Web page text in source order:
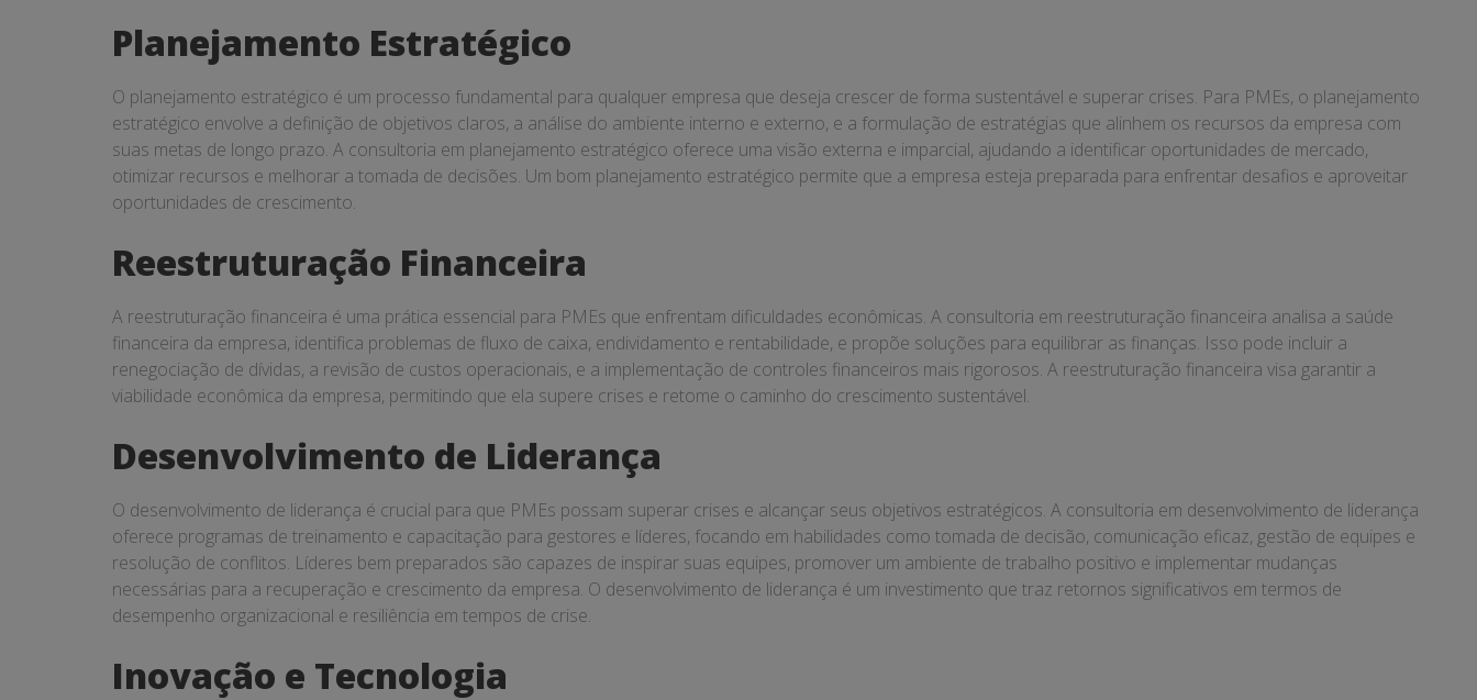
Planejamento Estratégico
O planejamento estratégico é um processo fundamental para qualquer empresa que deseja crescer de forma sustentável e superar crises. Para PMEs, o planejamento
estratégico envolve a definição de objetivos claros, a análise do ambiente interno e externo, e a formulação de estratégias que alinhem os recursos da empresa com
suas metas de longo prazo. A consultoria em planejamento estratégico oferece uma visão externa e imparcial, ajudando a identificar oportunidades de mercado,
otimizar recursos e melhorar a tomada de decisões. Um bom planejamento estratégico permite que a empresa esteja preparada para enfrentar desafios e aproveitar
oportunidades de crescimento.
Reestruturação Financeira
A reestruturação financeira é uma prática essencial para PMEs que enfrentam dificuldades econômicas. A consultoria em reestruturação financeira analisa a saúde
financeira da empresa, identifica problemas de fluxo de caixa, endividamento e rentabilidade, e propõe soluções para equilibrar as finanças. Isso pode incluir a
renegociação de dívidas, a revisão de custos operacionais, e a implementação de controles financeiros mais rigorosos. A reestruturação financeira visa garantir a
viabilidade econômica da empresa, permitindo que ela supere crises e retome o caminho do crescimento sustentável.
Desenvolvimento de Liderança
O desenvolvimento de liderança é crucial para que PMEs possam superar crises e alcançar seus objetivos estratégicos. A consultoria em desenvolvimento de liderança
oferece programas de treinamento e capacitação para gestores e líderes, focando em habilidades como tomada de decisão, comunicação eficaz, gestão de equipes e
resolução de conflitos. Líderes bem preparados são capazes de inspirar suas equipes, promover um ambiente de trabalho positivo e implementar mudanças
necessárias para a recuperação e crescimento da empresa. O desenvolvimento de liderança é um investimento que traz retornos significativos em termos de
desempenho organizacional e resiliência em tempos de crise.
Inovação e Tecnologia